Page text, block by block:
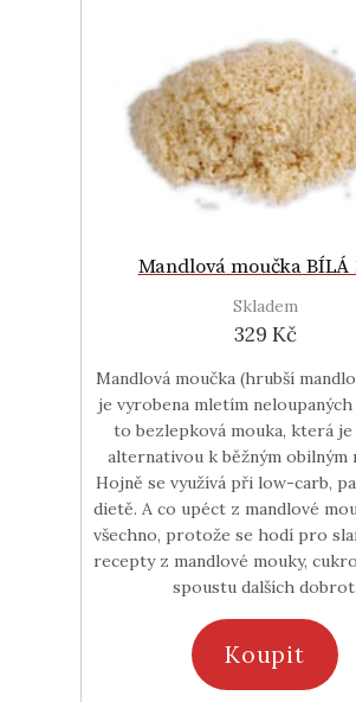
Mandlová moučka BÍLÁ
Skladem
329 Kč
Mandlová moučka (hrubší
je vyrobena mletím neloupaných
to bezlepková mouka, která je
alternativou k běžným obilným
Hojně se využívá při low-carb,
dietě. A co upéct z mandlové
všechno, protože se hodí pro
recepty z mandlové mouky,
spoustu dalších dobrot.
Koupit